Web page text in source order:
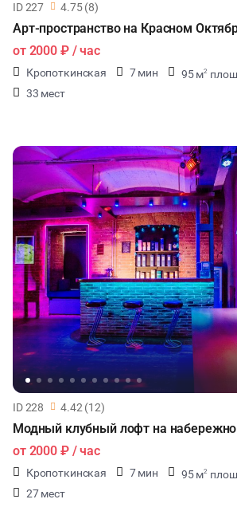
ID 227 4.75 (8)
Арт-пространство на Красном
от 2000 ₽/ час
Кропоткинская 7 мин 95 м2
33 мест
ID 228 4.42 (12)
Модный клубный лофт на
от 2000 ₽/ час
Кропоткинская 7 мин 95 м2
27 мест